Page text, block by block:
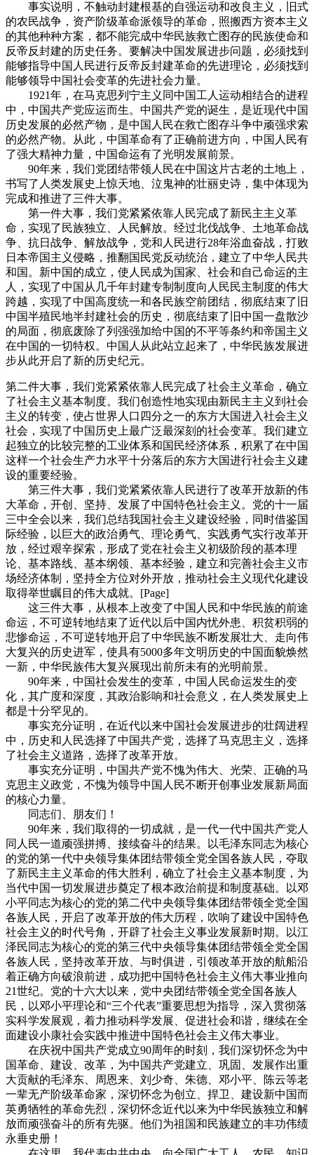
事实说明，不触动封建根基的自强运动和改良主义，旧式
的农民战争，资产阶级革命派领导的革命，照搬西方资本主义
的其他种种方案，都不能完成中华民族救亡图存的民族使命和
反帝反封建的历史任务。要解决中国发展进步问题，必须找到
能够指导中国人民进行反帝反封建革命的先进理论，必须找到
能够领导中国社会变革的先进社会力量。
1921年，在马克思列宁主义同中国工人运动相结合的进程
中，中国共产党应运而生。中国共产党的诞生，是近现代中国
历史发展的必然产物，是中国人民在救亡图存斗争中顽强求索
的必然产物。从此，中国革命有了正确前进方向，中国人民有
了强大精神力量，中国命运有了光明发展前景。
90年来，我们党团结带领人民在中国这片古老的土地上，
书写了人类发展史上惊天地、泣鬼神的壮丽史诗，集中体现为
完成和推进了三件大事。
第一件大事，我们党紧紧依靠人民完成了新民主主义革
命，实现了民族独立、人民解放。经过北伐战争、土地革命战
争、抗日战争、解放战争，党和人民进行28年浴血奋战，打败
日本帝国主义侵略，推翻国民党反动统治，建立了中华人民共
和国。新中国的成立，使人民成为国家、社会和自己命运的主
人，实现了中国从几千年封建专制制度向人民民主制度的伟大
跨越，实现了中国高度统一和各民族空前团结，彻底结束了旧
中国半殖民地半封建社会的历史，彻底结束了旧中国一盘散沙
的局面，彻底废除了列强强加给中国的不平等条约和帝国主义
在中国的一切特权。中国人从此站立起来了，中华民族发展进
步从此开启了新的历史纪元。
第二件大事，我们党紧紧依靠人民完成了社会主义革命，确立
了社会主义基本制度。我们创造性地实现由新民主主义到社会
主义的转变，使占世界人口四分之一的东方大国进入社会主义
社会，实现了中国历史上最广泛最深刻的社会变革。我们建立
起独立的比较完整的工业体系和国民经济体系，积累了在中国
这样一个社会生产力水平十分落后的东方大国进行社会主义建
设的重要经验。
第三件大事，我们党紧紧依靠人民进行了改革开放新的伟
大革命，开创、坚持、发展了中国特色社会主义。党的十一届
三中全会以来，我们总结我国社会主义建设经验，同时借鉴国
际经验，以巨大的政治勇气、理论勇气、实践勇气实行改革开
放，经过艰辛探索，形成了党在社会主义初级阶段的基本理
论、基本路线、基本纲领、基本经验，建立和完善社会主义市
场经济体制，坚持全方位对外开放，推动社会主义现代化建设
取得举世瞩目的伟大成就。[Page]
这三件大事，从根本上改变了中国人民和中华民族的前途
命运，不可逆转地结束了近代以后中国内忧外患、积贫积弱的
悲惨命运，不可逆转地开启了中华民族不断发展壮大、走向伟
大复兴的历史进军，使具有5000多年文明历史的中国面貌焕然
一新，中华民族伟大复兴展现出前所未有的光明前景。
90年来，中国社会发生的变革，中国人民命运发生的变
化，其广度和深度，其政治影响和社会意义，在人类发展史上
都是十分罕见的。
事实充分证明，在近代以来中国社会发展进步的壮阔进程
中，历史和人民选择了中国共产党，选择了马克思主义，选择
了社会主义道路，选择了改革开放。
事实充分证明，中国共产党不愧为伟大、光荣、正确的马
克思主义政党，不愧为领导中国人民不断开创事业发展新局面
的核心力量。
同志们、朋友们！
90年来，我们取得的一切成就，是一代一代中国共产党人
同人民一道顽强拼搏、接续奋斗的结果。以毛泽东同志为核心
的党的第一代中央领导集体团结带领全党全国各族人民，夺取
了新民主主义革命的伟大胜利，确立了社会主义基本制度，为
当代中国一切发展进步奠定了根本政治前提和制度基础。以邓
小平同志为核心的党的第二代中央领导集体团结带领全党全国
各族人民，开启了改革开放的伟大历程，吹响了建设中国特色
社会主义的时代号角，开辟了社会主义事业发展新时期。以江
泽民同志为核心的党的第三代中央领导集体团结带领全党全国
各族人民，坚持改革开放、与时俱进，引领改革开放的航船沿
着正确方向破浪前进，成功把中国特色社会主义伟大事业推向
21世纪。党的十六大以来，党中央团结带领全党全国各族人
民，以邓小平理论和“三个代表”重要思想为指导，深入贯彻落
实科学发展观，着力推动科学发展、促进社会和谐，继续在全
面建设小康社会实践中推进中国特色社会主义伟大事业。
在庆祝中国共产党成立90周年的时刻，我们深切怀念为中
国革命、建设、改革，为中国共产党建立、巩固、发展作出重
大贡献的毛泽东、周恩来、刘少奇、朱德、邓小平、陈云等老
一辈无产阶级革命家，深切怀念为创立、捍卫、建设新中国而
英勇牺牲的革命先烈，深切怀念近代以来为中华民族独立和解
放而顽强奋斗的所有先驱。他们为祖国和民族建立的丰功伟绩
永垂史册！